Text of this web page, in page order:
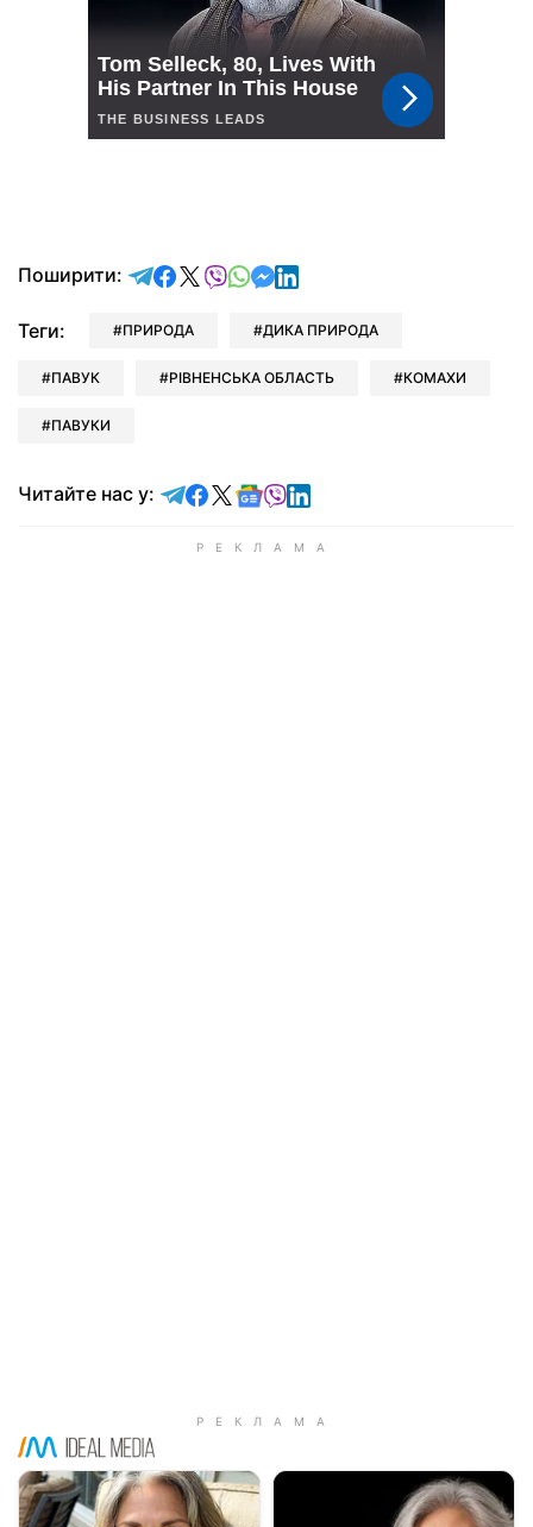
Поширити: відправити у Telegram
поділитись у Facebook
поділитись у X
відправити у Viber
відправити у Whatsapp
відправити у Messenger
відправити у LinkedIn
Теги: ПРИРОДА ДИКА ПРИРОДА
ПАВУК РІВНЕНСЬКА ОБЛАСТЬ КОМАХИ
ПАВУКИ
Читайте нас у: Читайте у Telegram
Читайте у Facebook
Читайте у X
Читайте у Google news
Читайте у Viber
Читайте у LinkedIn